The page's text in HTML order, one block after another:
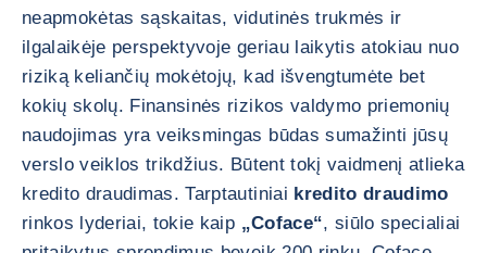
neapmokėtas sąskaitas, vidutinės trukmės ir
ilgalaikėje perspektyvoje geriau laikytis atokiau nuo
riziką keliančių mokėtojų, kad išvengtumėte bet
kokių skolų. Finansinės rizikos valdymo priemonių
naudojimas yra veiksmingas būdas sumažinti jūsų
verslo veiklos trikdžius. Būtent tokį vaidmenį atlieka
kredito draudimas. Tarptautiniai kredito draudimo
rinkos lyderiai, tokie kaip „Coface“, siūlo specialiai